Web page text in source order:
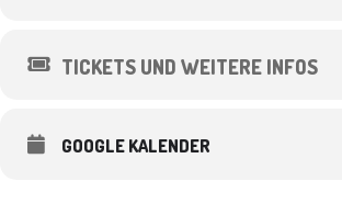
TICKETS UND WEITERE INFOS
GOOGLE KALENDER